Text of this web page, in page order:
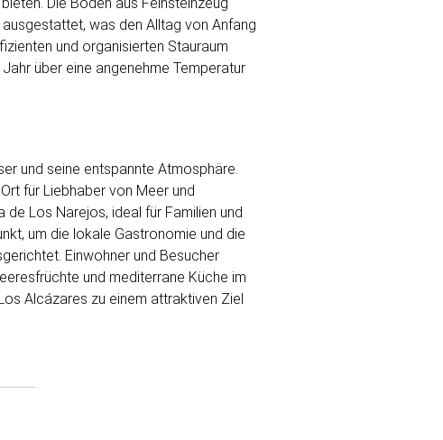
Die Böden aus Feinsteinzeug
was den Alltag von Anfang
und organisierten Stauraum
über eine angenehme Temperatur
und seine entspannte Atmosphäre.
für Liebhaber von Meer und
Los Narejos, ideal für Familien und
um die lokale Gastronomie und die
Einwohner und Besucher
und mediterrane Küche im
Alcázares zu einem attraktiven Ziel